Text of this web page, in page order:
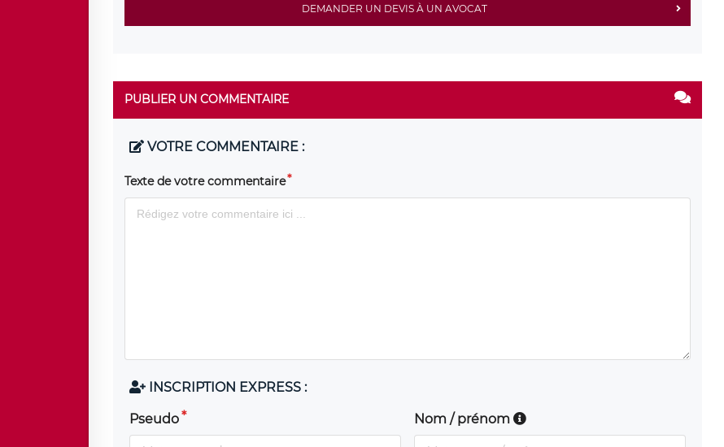
DEMANDER UN DEVIS À UN AVOCAT
PUBLIER UN COMMENTAIRE
VOTRE COMMENTAIRE :
Texte de votre commentaire
INSCRIPTION EXPRESS :
Pseudo Nom / prénom